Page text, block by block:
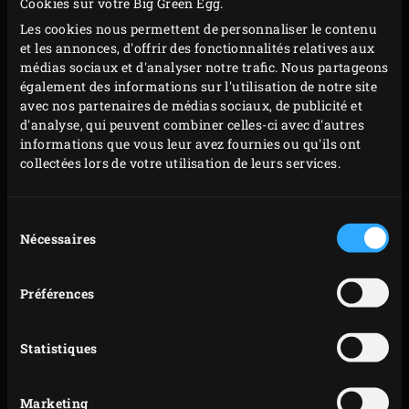
Les cookies nous permettent de personnaliser le contenu
et les annonces, d'offrir des fonctionnalités relatives aux
médias sociaux et d'analyser notre trafic. Nous partageons
également des informations sur l'utilisation de notre site
avec nos partenaires de médias sociaux, de publicité et
d'analyse, qui peuvent combiner celles-ci avec d'autres
informations que vous leur avez fournies ou qu'ils ont
collectées lors de votre utilisation de leurs services.
duNécessaires
Préférences
Statistiques
Marketing
Sortez le poêlon de l’EGG et incorporez le chocolat,
les graines de vanille et le beurre à la crème ;
continuez à remuer jusqu’à ce que le beurre soit
fondu.
Mettez le fromage frais crémeux dans un petit
saladier, incorporez le mélange de crème puis
transvasez le tout dans une poche à douille. Laissez
beurre, la vergeoise et le sucre cristallisé dans un
jusqu’à obtenir un mélange mousseux. Incorporez
Tamisez la farine, le cacao, la maïzena, la levure